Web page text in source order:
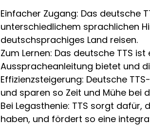
Einfacher Zugang: Das deutsche
unterschiedlichem sprachlichen
deutschsprachiges Land reisen.
Zum Lernen: Das deutsche TTS
Ausspracheanleitung bietet und
Effizienzsteigerung: Deutsche
und sparen so Zeit und Mühe bei
Bei Legasthenie: TTS sorgt
haben, und fördert so eine